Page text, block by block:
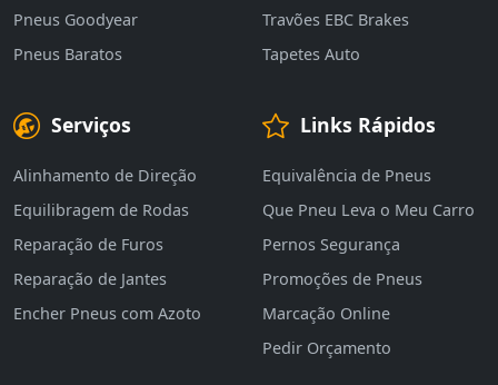
Pneus Goodyear
Pneus Baratos
Travões EBC Brakes
Tapetes Auto
Serviços
Alinhamento de Direção
Equilibragem de Rodas
Reparação de Furos
Reparação de Jantes
Encher Pneus com Azoto
Links Rápidos
Equivalência de Pneus
Que Pneu Leva o Meu Carro
Pernos Segurança
Promoções de Pneus
Marcação Online
Pedir Orçamento